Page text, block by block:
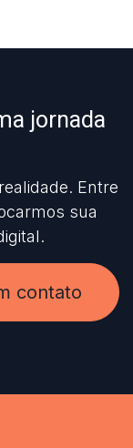
jornada
Entre
sua
contato